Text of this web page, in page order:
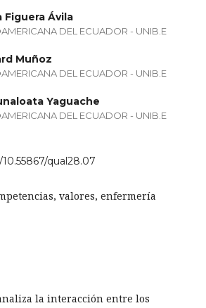
Ávila
DEL ECUADOR - UNIB.E
Muñoz
DEL ECUADOR - UNIB.E
Yaguache
DEL ECUADOR - UNIB.E
qual28.07
valores, enfermería
la interacción entre los